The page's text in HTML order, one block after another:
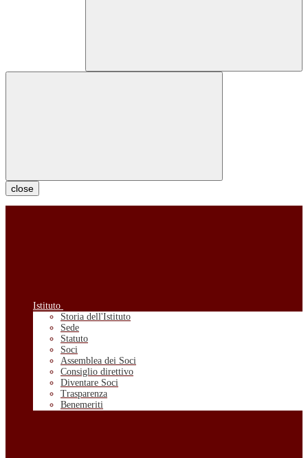
close
Istituto
Storia dell'Istituto
Sede
Statuto
Soci
Assemblea dei Soci
Consiglio direttivo
Diventare Soci
Trasparenza
Benemeriti